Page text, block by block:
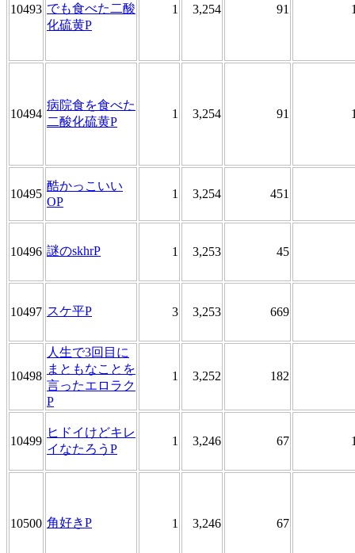
10493 でも食べた二酸
化硫黄P
1 3,254 91
10494
病院食を食べた
二酸化硫黄P
1 3,254 91
10495
酷かっこいい
OP
1 3,254 451
10496 謎のskhrP 1 3,253 45
10497 スケ平P 3 3,253 669
10498
人生で3回目に
まともなことを
言ったエロラク
P
1 3,252 182
10499
ヒドイけどキレ
イなたろうP
1 3,246 67
10500 角好きP 1 3,246 67